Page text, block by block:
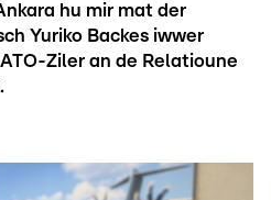
hu mir mat der
Yuriko Backes iwwer
Ziler an de Relatioune